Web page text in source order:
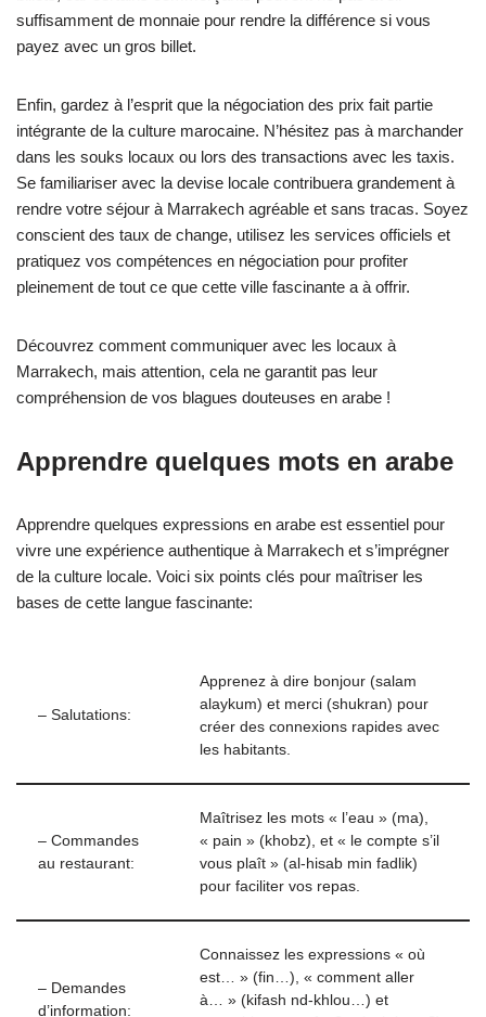
suffisamment de monnaie pour rendre la différence si vous
payez avec un gros billet.
Enfin, gardez à l’esprit que la négociation des prix fait partie
intégrante de la culture marocaine. N’hésitez pas à marchander
dans les souks locaux ou lors des transactions avec les taxis.
Se familiariser avec la devise locale contribuera grandement à
rendre votre séjour à Marrakech agréable et sans tracas. Soyez
conscient des taux de change, utilisez les services officiels et
pratiquez vos compétences en négociation pour profiter
pleinement de tout ce que cette ville fascinante a à offrir.
Découvrez comment communiquer avec les locaux à
Marrakech, mais attention, cela ne garantit pas leur
compréhension de vos blagues douteuses en arabe !
Apprendre quelques mots en arabe
Apprendre quelques expressions en arabe est essentiel pour
vivre une expérience authentique à Marrakech et s’imprégner
de la culture locale. Voici six points clés pour maîtriser les
bases de cette langue fascinante:
– Salutations:
Apprenez à dire bonjour (salam
alaykum) et merci (shukran) pour
créer des connexions rapides avec
les habitants.
– Commandes
au restaurant:
Maîtrisez les mots « l’eau » (ma),
« pain » (khobz), et « le compte s’il
vous plaît » (al-hisab min fadlik)
pour faciliter vos repas.
– Demandes
d’information:
Connaissez les expressions « où
est… » (fin…), « comment aller
à… » (kifash nd-khlou…) et